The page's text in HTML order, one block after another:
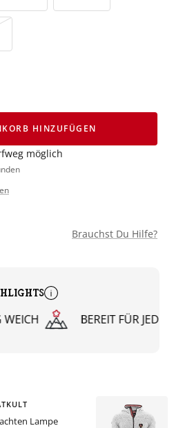
HINZUFÜGEN
möglich
Brauchst Du Hilfe?
BEREIT FÜR JEDES
Lampe